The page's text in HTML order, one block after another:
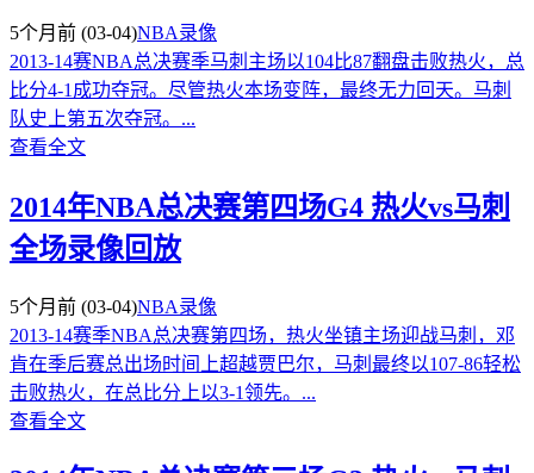
5个月前 (03-04)NBA录像
2013-14赛NBA总决赛季马刺主场以104比87翻盘击败热火，总
比分4-1成功夺冠。尽管热火本场变阵，最终无力回天。马刺
队史上第五次夺冠。...
查看全文
2014年NBA总决赛第四场G4 热火vs马刺
全场录像回放
5个月前 (03-04)NBA录像
2013-14赛季NBA总决赛第四场，热火坐镇主场迎战马刺，邓
肯在季后赛总出场时间上超越贾巴尔，马刺最终以107-86轻松
击败热火，在总比分上以3-1领先。...
查看全文